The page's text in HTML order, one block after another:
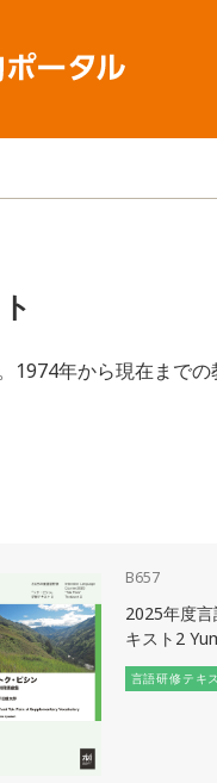
年から現在までの
B657
2025年度
キスト2
言語研修テキ